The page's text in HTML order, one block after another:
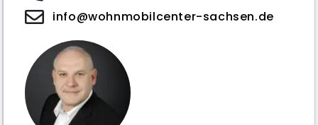
info@wohnmobilcenter-sachsen.de